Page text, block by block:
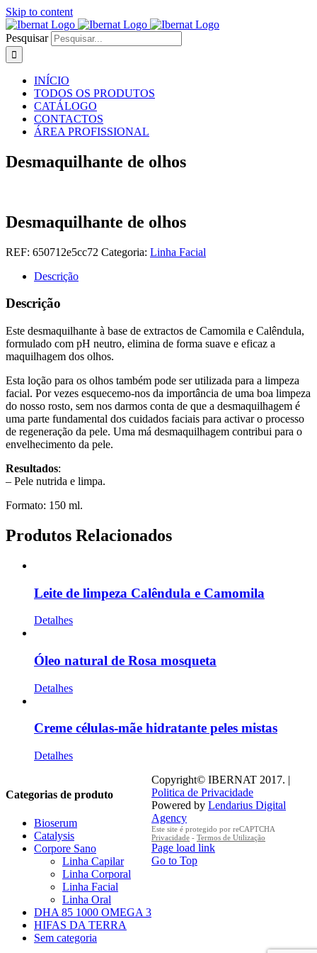
Skip to content
Pesquisar
INÍCIO
TODOS OS PRODUTOS
CATÁLOGO
CONTACTOS
ÁREA PROFISSIONAL
Desmaquilhante de olhos
Desmaquilhante de olhos
REF: 650712e5cc72 Categoria: Linha Facial
Descrição
Descrição
Este desmaquilhante à base de extractos de Camomila e Calêndula,
formulado com pH neutro, elimina de forma suave e eficaz a
maquilhagem dos olhos.
Esta loção para os olhos também pode ser utilizada para a limpeza
facial. Por vezes esquecemo-nos da importância de uma boa limpeza
do nosso rosto, sem nos darmos conta de que a desmaquilhagem é
uma parte fundamental dos cuidados faciais para activar o processo
de regeneração da pele. Uma má desmaquilhagem contribui para o
envelhecimento da pele.
Resultados:
– Pele nutrida e limpa.
Formato: 150 ml.
Produtos Relacionados
Leite de limpeza Calêndula e Camomila
Detalhes
Óleo natural de Rosa mosqueta
Detalhes
Creme células-mãe hidratante peles mistas
Detalhes
Categorias de produto
Bioserum
Catalysis
Corpore Sano
Linha Capilar
Linha Corporal
Linha Facial
Linha Oral
DHA 85 1000 OMEGA 3
HIFAS DA TERRA
Sem categoria
Copyright© IBERNAT 2017. |
Politica de Privacidade
Powered by Lendarius Digital
Agency
Este site é protegido por reCAPTCHA
Privacidade - Termos de Utilização
Page load link
Go to Top